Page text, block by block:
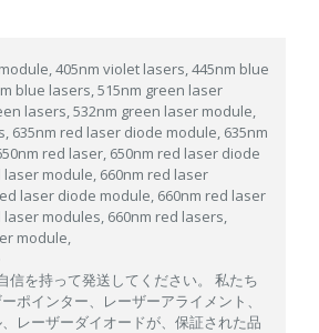
405nm violet lasers, 445nm blue
blue lasers, 515nm green laser
lasers, 532nm green laser module,
635nm red laser diode module, 635nm
red laser, 650nm red laser diode
laser module, 660nm red laser
laser diode module, 660nm red laser
laser modules, 660nm red lasers,
module,
信を持って発送してください。 私たち
ポインター、レーザーアライメント、
レーザーダイオードが、保証された品